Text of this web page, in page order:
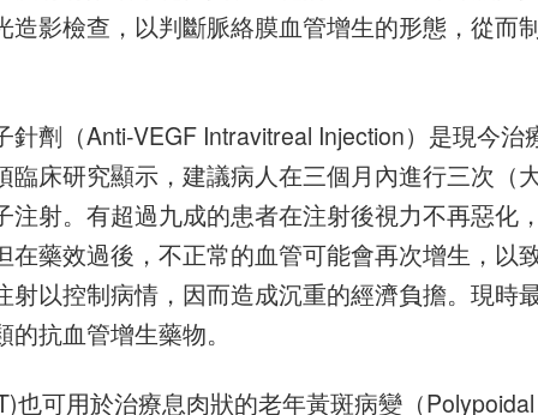
影檢查，以判斷脈絡膜血管增生的形態，從而
劑（Anti-VEGF Intravitreal Injection）是現今治
床研究顯示，建議病人在三個月內進行三次（
射。有超過九成的患者在注射後視力不再惡化，
藥效過後，不正常的血管可能會再次增生，以
以控制病情，因而造成沉重的經濟負擔。現時
抗血管增生藥物。
也可用於治療息肉狀的老年黃斑病變（Polypoidal